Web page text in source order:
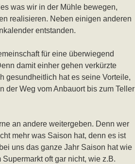
was wir in der Mühle bewegen,
realisieren. Neben einigen anderen
entstanden.
für eine überwiegend
damit einher gehen verkürzte
gesundheitlich hat es seine Vorteile,
der Weg vom Anbauort bis zum Teller
an andere weitergeben. Denn wer
mehr was Saison hat, denn es ist
uns das ganze Jahr Saison hat wie
oft gar nicht, wie z.B.